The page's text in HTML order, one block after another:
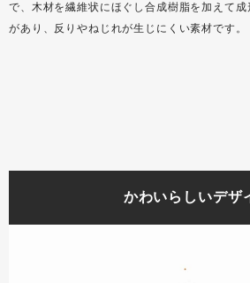
で、木材を繊維状にほぐし合成樹脂を加えて
があり、反りやねじれが生じにくい素材です。
かわいらしいデザ